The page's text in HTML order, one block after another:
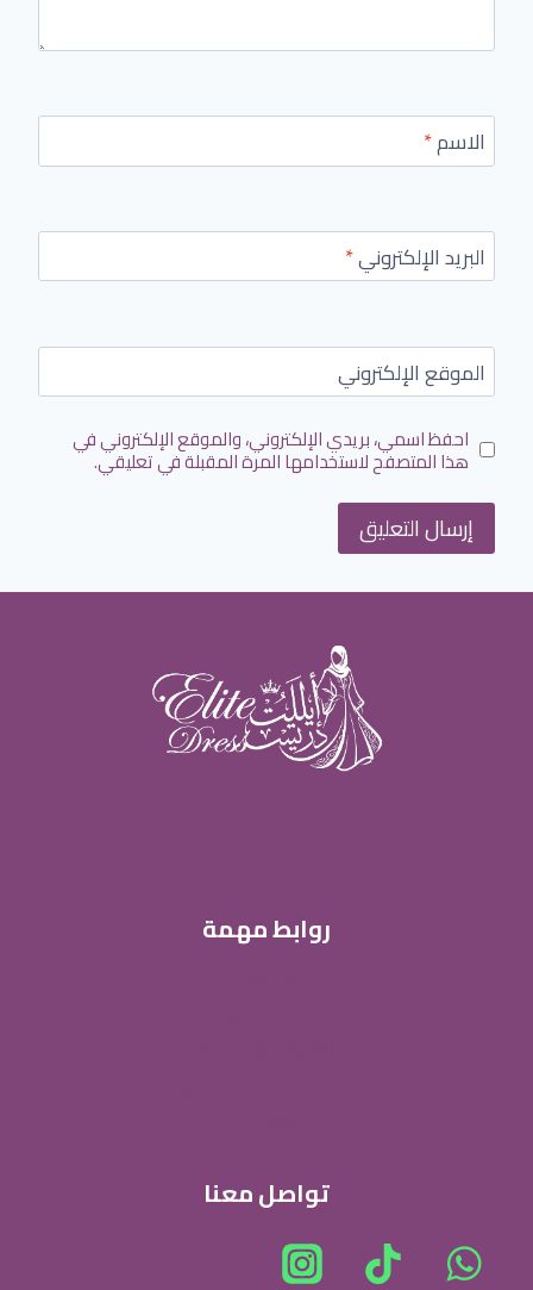
الاسم*
البريد الإلكتروني*
الموقع الإلكتروني
احفظ اسمي، بريدي الإلكتروني، والموقع الإلكتروني في
هذا المتصفح لاستخدامها المرة المقبلة في تعليقي.
روابط مهمة
تواصل معنا